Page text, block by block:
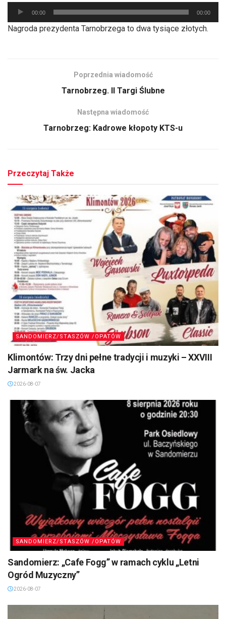
Odtwarzacz
plików
dźwiękowych
00:00 00:00
Nagroda prezydenta Tarnobrzega to dwa tysiące złotych.
Poprzednia wiadomość
Tarnobrzeg. II Targi Ślubne
Następna wiadomość
Tarnobrzeg: Kadrowe kłopoty KTS-u
Przeczytaj Także
SANDOMIERZ/STASZÓW /OPATÓW
Klimontów: Trzy dni pełne tradycji i muzyki – XXVIII
Jarmark na św. Jacka
2026-08-07
SANDOMIERZ/STASZÓW /OPATÓW
Sandomierz: „Cafe Fogg” w ramach cyklu „Letni
Ogród Muzyczny”
2026-08-07